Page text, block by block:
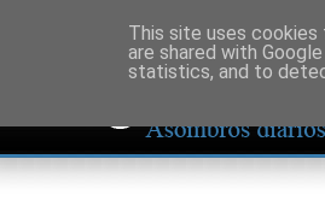
This site uses cookies
are shared with
statistics, and to